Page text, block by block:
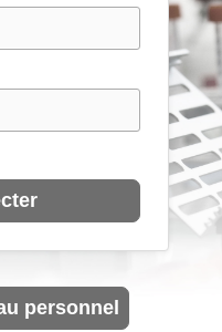
personnel